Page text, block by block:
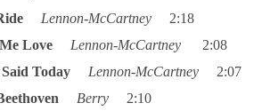
Lennon-McCartney 2:18
Me Love Lennon-McCartney 2:08
Said Today Lennon-McCartney 2:07
Berry 2:10